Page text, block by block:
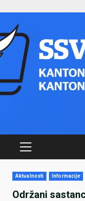
content
PRIMARY
Aktualnosti Informacije
Održani